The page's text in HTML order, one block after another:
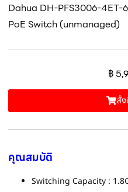
Dahua DH-PFS3006-
PoE Switch (unmanaged)
฿
สั้
คุณสมบัติ
Switching Capacity :